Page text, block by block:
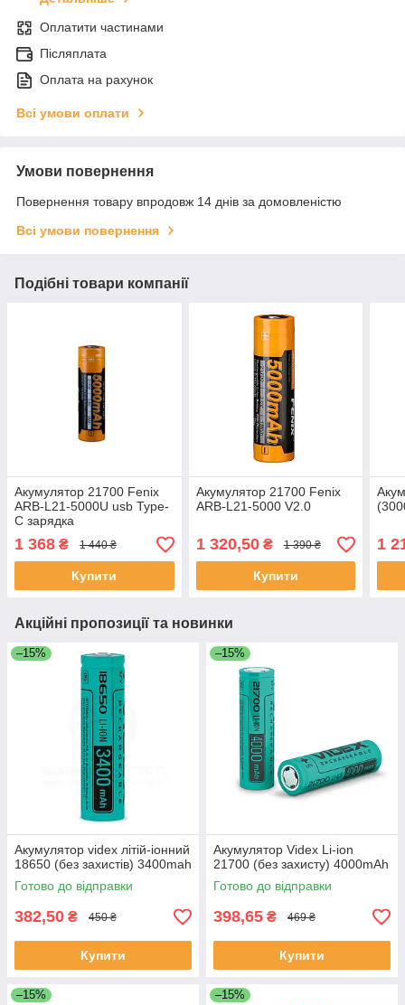
Оплатити частинами
Післяплата
Оплата на рахунок
Всі умови оплати
Умови повернення
Повернення товару впродовж 14 днів за домовленістю
Всі умови повернення
Подібні товари компанії
Акумулятор 21700 Fenix
ARB-L21-5000U usb Type-
C зарядка
1 368 ₴ 1 440 ₴
Купити
Акумулятор 21700 Fenix
ARB-L21-5000 V2.0
1 320,50₴ 1 390 ₴
Купити
1
Акційні пропозиції та новинки
–15%
Акумулятор videx літій-іонний
18650 (без захистів) 3400mah
Готово до відправки
382,50 ₴ 450 ₴
Купити
–15%
Акумулятор Videx Li-ion
21700 (без захисту) 4000mAh
Готово до відправки
398,65 ₴ 469 ₴
Купити
–15% –15%